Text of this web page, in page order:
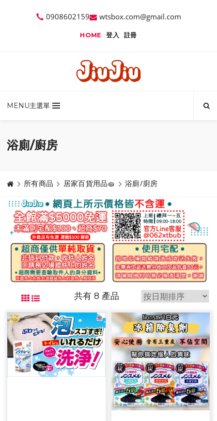
0908602159 wtsbox.com@gmail.com
HOME 登入 註冊
MENU主選單
浴廁/廚房
所有商品 居家百貨用品🧽 浴廁/廚房
共有 8 產品